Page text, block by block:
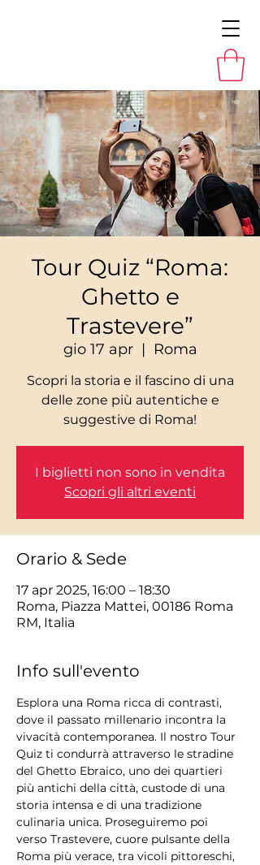
Tour Quiz “Roma:
Ghetto e
Trastevere”
gio 17 apr
  |
Roma
Scopri la storia e il fascino di una
delle zone più autentiche e
I biglietti non sono in vendita
Scopri gli altri eventi
Orario & Sede
17 apr 2025, 16:00 – 18:30
Roma, Piazza Mattei, 00186 Roma
RM, Italia
Info sull'evento
Esplora una Roma ricca di contrasti,
dove il passato millenario incontra la
vivacità contemporanea. Il nostro Tour
Quiz ti condurrà attraverso le stradine
del Ghetto Ebraico, uno dei quartieri
più antichi della città, custode di una
storia intensa e di una tradizione
culinaria unica. Proseguiremo poi
verso Trastevere, cuore pulsante della
Roma più verace, tra vicoli pittoreschi,